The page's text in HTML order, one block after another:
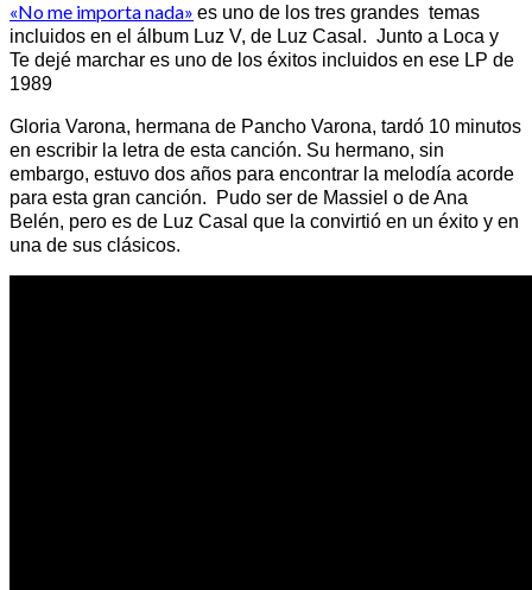
«No me importa nada» es uno de los tres grandes temas
incluidos en el álbum Luz V, de Luz Casal. Junto a Loca y
Te dejé marchar es uno de los éxitos incluidos en ese LP de
1989
Gloria Varona, hermana de Pancho Varona, tardó 10 minutos
en escribir la letra de esta canción. Su hermano, sin
embargo, estuvo dos años para encontrar la melodía acorde
para esta gran canción. Pudo ser de Massiel o de Ana
Belén, pero es de Luz Casal que la convirtió en un éxito y en
una de sus clásicos.